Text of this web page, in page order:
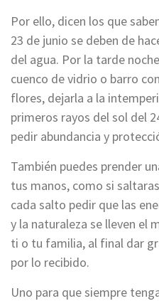
Por ello, dicen los que
23 de junio se deben de
del agua. Por la tarde
cuenco de vidrio o barro
flores, dejarla a la
primeros rayos del sol del
pedir abundancia y
También puedes prender
tus manos, como si
cada salto pedir que las
y la naturaleza se lleven el
ti o tu familia, al final dar
por lo recibido.
Uno para que siempre